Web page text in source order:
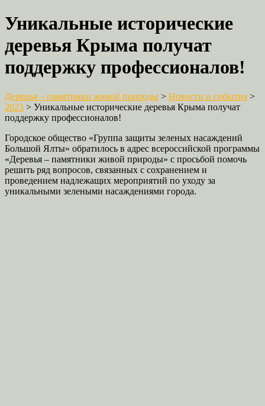
Уникальные исторические
деревья Крыма получат
поддержку профессионалов!
Деревья – памятники живой природы > Новости и события >
2023 > Уникальные исторические деревья Крыма получат
поддержку профессионалов!
Городское общество «Группа защиты зеленых насаждений
Большой Ялты» обратилось в адрес всероссийской программы
«Деревья – памятники живой природы» с просьбой помочь
решить ряд вопросов, связанных с сохранением и
проведением надлежащих мероприятий по уходу за
уникальными зелеными насаждениями города.